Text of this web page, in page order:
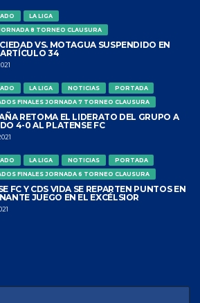
LA LIGA
8 TORNEO CLAUSURA
VS. MOTAGUA SUSPENDIDO EN
34
LA LIGA NOTICIAS
PORTADA
FINALES JORNADA 7 TORNEO CLAUSURA
RETOMA EL LIDERATO DEL GRUPO A
4-0 AL PLATENSE FC
LA LIGA NOTICIAS
PORTADA
FINALES JORNADA 6 TORNEO CLAUSURA
FC Y CDS VIDA SE REPARTEN PUNTOS EN
JUEGO EN EL EXCÉLSIOR